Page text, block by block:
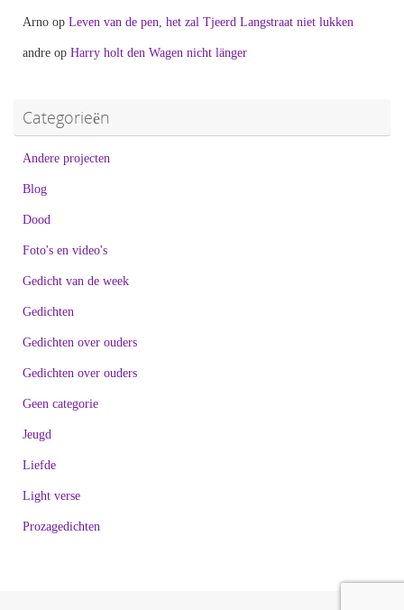
Arno op Leven van de pen, het zal Tjeerd Langstraat niet lukken
andre op Harry holt den Wagen nicht länger
Categorieën
Andere projecten
Blog
Dood
Foto's en video's
Gedicht van de week
Gedichten
Gedichten over ouders
Gedichten over ouders
Geen categorie
Jeugd
Liefde
Light verse
Prozagedichten